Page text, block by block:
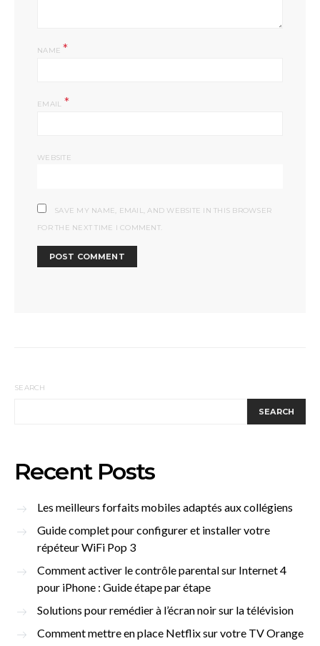
NAME *
EMAIL *
WEBSITE
SAVE MY NAME, EMAIL, AND WEBSITE IN THIS BROWSER
FOR THE NEXT TIME I COMMENT.
SEARCH
SEARCH
Recent Posts
Les meilleurs forfaits mobiles adaptés aux collégiens
Guide complet pour configurer et installer votre
répéteur WiFi Pop 3
Comment activer le contrôle parental sur Internet 4
pour iPhone : Guide étape par étape
Solutions pour remédier à l’écran noir sur la télévision
Comment mettre en place Netflix sur votre TV Orange